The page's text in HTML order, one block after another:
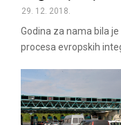
29. 12. 2018.
Godina za nama bila
procesa evropskih